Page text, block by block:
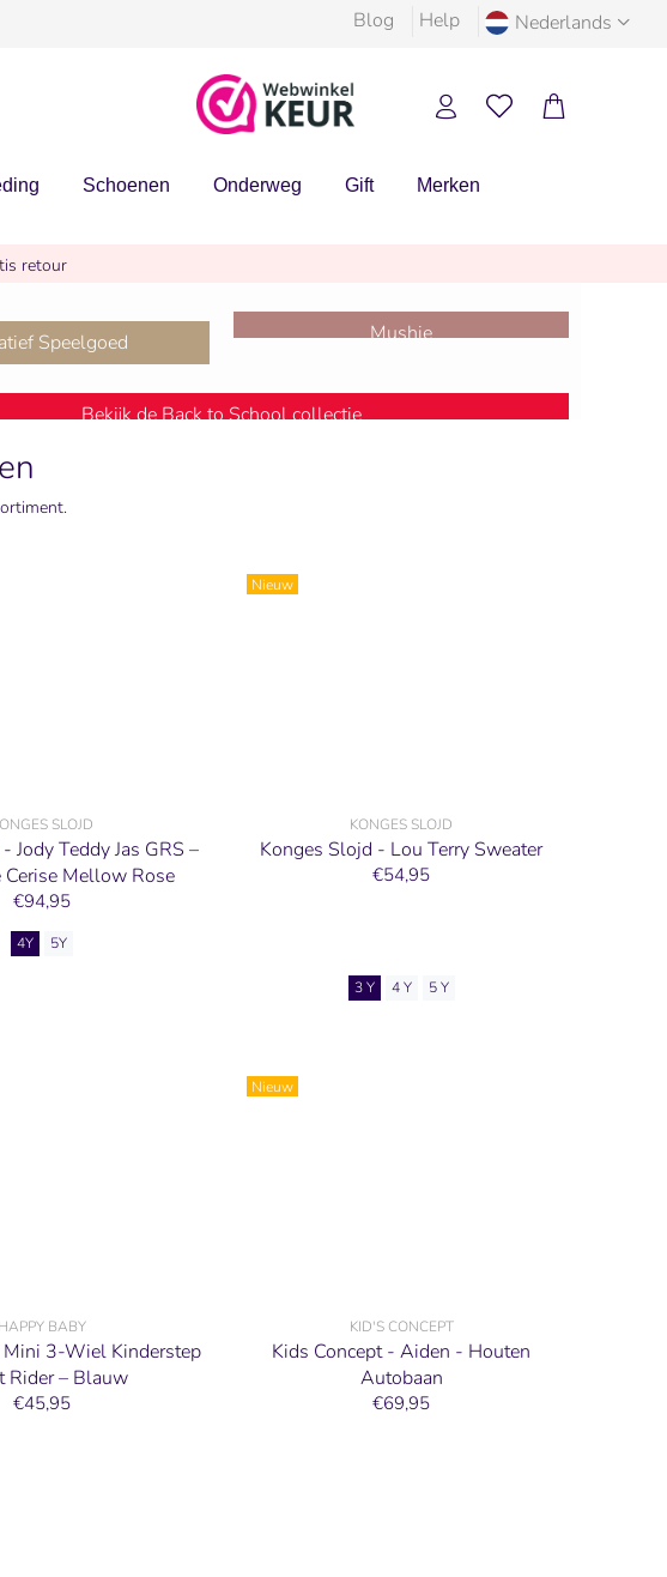
Blog Help Nederlands
Schoenen Onderweg Gift
Merken
retour
Speelgoed Mushie
Bekijk de Back to School collectie
SLOJD
Jody Teddy Jas GRS –
Cerise Mellow Rose
€94,95
4Y 5Y
Nieuw
KONGES SLOJD
Konges Slojd - Lou Terry Sweater
€54,95
3 Y 4 Y 5 Y
HAPPY BABY
3-Wiel Kinderstep
Rider – Blauw
€45,95
Nieuw
KID'S CONCEPT
Kids Concept - Aiden - Houten
Autobaan
€69,95